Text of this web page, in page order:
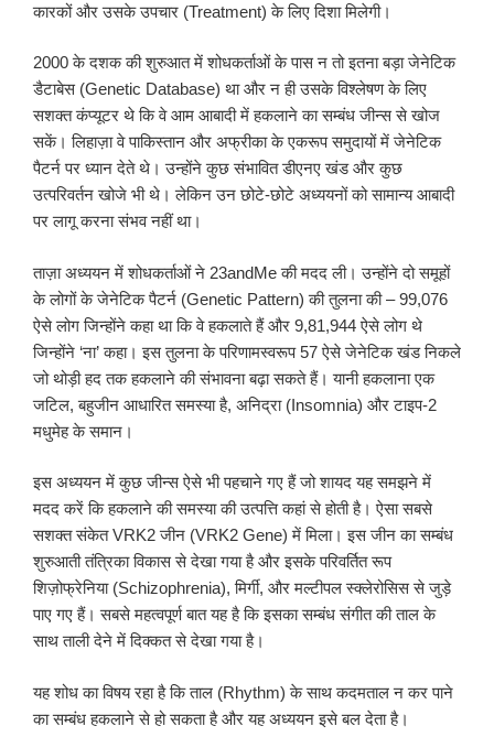
कारकों और उसके उपचार (Treatment) के लिए दिशा मिलेगी।
2000 के दशक की शुरुआत में शोधकर्ताओं के पास न तो इतना बड़ा जेनेटिक
डैटाबेस (Genetic Database) था और न ही उसके विश्लेषण के लिए
सशक्त कंप्यूटर थे कि वे आम आबादी में हकलाने का सम्बंध जीन्स से खोज
सकें। लिहाज़ा वे पाकिस्तान और अफ्रीका के एकरूप समुदायों में जेनेटिक
पैटर्न पर ध्यान देते थे। उन्होंने कुछ संभावित डीएनए खंड और कुछ
उत्परिवर्तन खोजे भी थे। लेकिन उन छोटे-छोटे अध्ययनों को सामान्य आबादी
पर लागू करना संभव नहीं था।
ताज़ा अध्ययन में शोधकर्ताओं ने 23andMe की मदद ली। उन्होंने दो समूहों
के लोगों के जेनेटिक पैटर्न (Genetic Pattern) की तुलना की – 99,076
ऐसे लोग जिन्होंने कहा था कि वे हकलाते हैं और 9,81,944 ऐसे लोग थे
जिन्होंने ‘ना’ कहा। इस तुलना के परिणामस्वरूप 57 ऐसे जेनेटिक खंड निकले
जो थोड़ी हद तक हकलाने की संभावना बढ़ा सकते हैं। यानी हकलाना एक
जटिल, बहुजीन आधारित समस्या है, अनिद्रा (Insomnia) और टाइप-2
मधुमेह के समान।
इस अध्ययन में कुछ जीन्स ऐसे भी पहचाने गए हैं जो शायद यह समझने में
मदद करें कि हकलाने की समस्या की उत्पत्ति कहां से होती है। ऐसा सबसे
सशक्त संकेत VRK2 जीन (VRK2 Gene) में मिला। इस जीन का सम्बंध
शुरुआती तंत्रिका विकास से देखा गया है और इसके परिवर्तित रूप
शिज़ोफ्रेनिया (Schizophrenia), मिर्गी, और मल्टीपल स्क्लेरोसिस से जुड़े
पाए गए हैं। सबसे महत्वपूर्ण बात यह है कि इसका सम्बंध संगीत की ताल के
साथ ताली देने में दिक्कत से देखा गया है।
यह शोध का विषय रहा है कि ताल (Rhythm) के साथ कदमताल न कर पाने
का सम्बंध हकलाने से हो सकता है और यह अध्ययन इसे बल देता है।